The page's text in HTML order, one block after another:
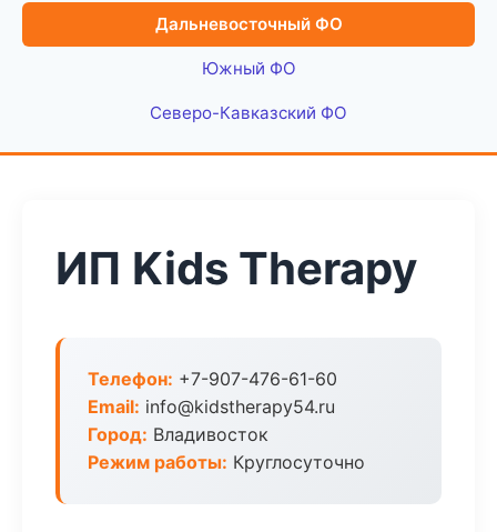
Дальневосточный ФО
Южный ФО
Северо-Кавказский ФО
ИП Kids Therapy
Телефон: +7-907-476-61-60
Email: info@kidstherapy54.ru
Город: Владивосток
Режим работы: Круглосуточно